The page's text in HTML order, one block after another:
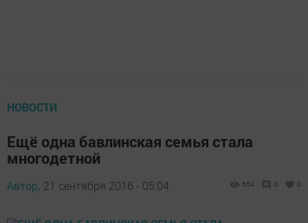
НОВОСТИ
Ещё одна бавлинская семья стала
многодетной
Автор, 21 сентября 2016 - 05:04 654 0 0